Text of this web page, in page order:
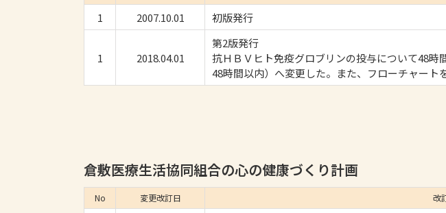
1 2007.10.01 初版発行
1 2018.04.01
第2版発行
抗ＨＢＶヒト免疫グロブリンの投与について48
48時間以内）へ変更した。また、フローチャート
倉敷医療生活協同組合の心の健康づくり計画
No 変更改訂日 改